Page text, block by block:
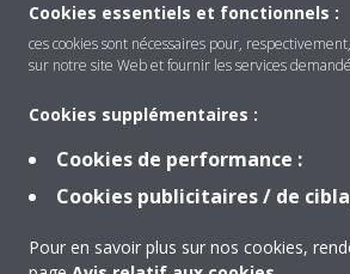
Solutions
Cookies essentiels et fonctionnels :
ces cookies sont nécessaires pour,
sur notre site Web et fournir les services
Cookies supplémentaires :
Cookies de performance :
Cookies publicitaires / de
Pour en savoir plus sur nos cookies,